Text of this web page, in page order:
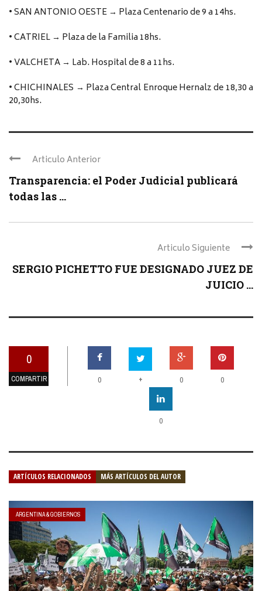
• SAN ANTONIO OESTE → Plaza Centenario de 9 a 14hs.
• CATRIEL → Plaza de la Familia 18hs.
• VALCHETA → Lab. Hospital de 8 a 11hs.
• CHICHINALES → Plaza Central Enroque Hernalz de 18,30 a
20,30hs.
Articulo Anterior
Transparencia: el Poder Judicial publicará
todas las ...
Articulo Siguiente
SERGIO PICHETTO FUE DESIGNADO JUEZ DE
JUICIO ...
0
COMPARTIR 0 + 0 0
0
ARTÍCULOS RELACIONADOS MÁS ARTÍCULOS DEL AUTOR
ARGENTINA & GOBIERNOS